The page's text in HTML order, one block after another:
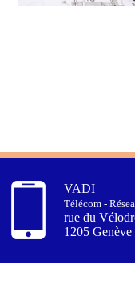
VADI
Télécom -
rue du
1205 Genève